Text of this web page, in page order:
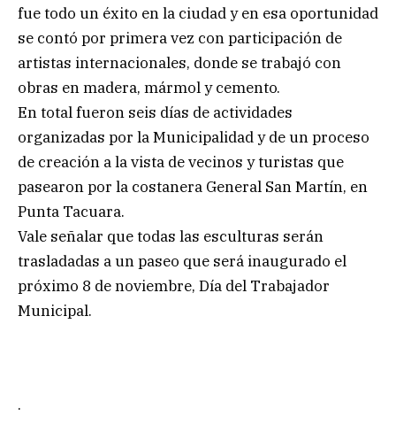
fue todo un éxito en la ciudad y en esa oportunidad
se contó por primera vez con participación de
artistas internacionales, donde se trabajó con
obras en madera, mármol y cemento.
En total fueron seis días de actividades
organizadas por la Municipalidad y de un proceso
de creación a la vista de vecinos y turistas que
pasearon por la costanera General San Martín, en
Punta Tacuara.
Vale señalar que todas las esculturas serán
trasladadas a un paseo que será inaugurado el
próximo 8 de noviembre, Día del Trabajador
Municipal.
.